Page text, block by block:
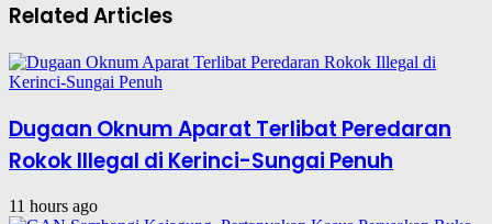
Related Articles
Dugaan Oknum Aparat Terlibat Peredaran
Rokok Illegal di Kerinci-Sungai Penuh
11 hours ago